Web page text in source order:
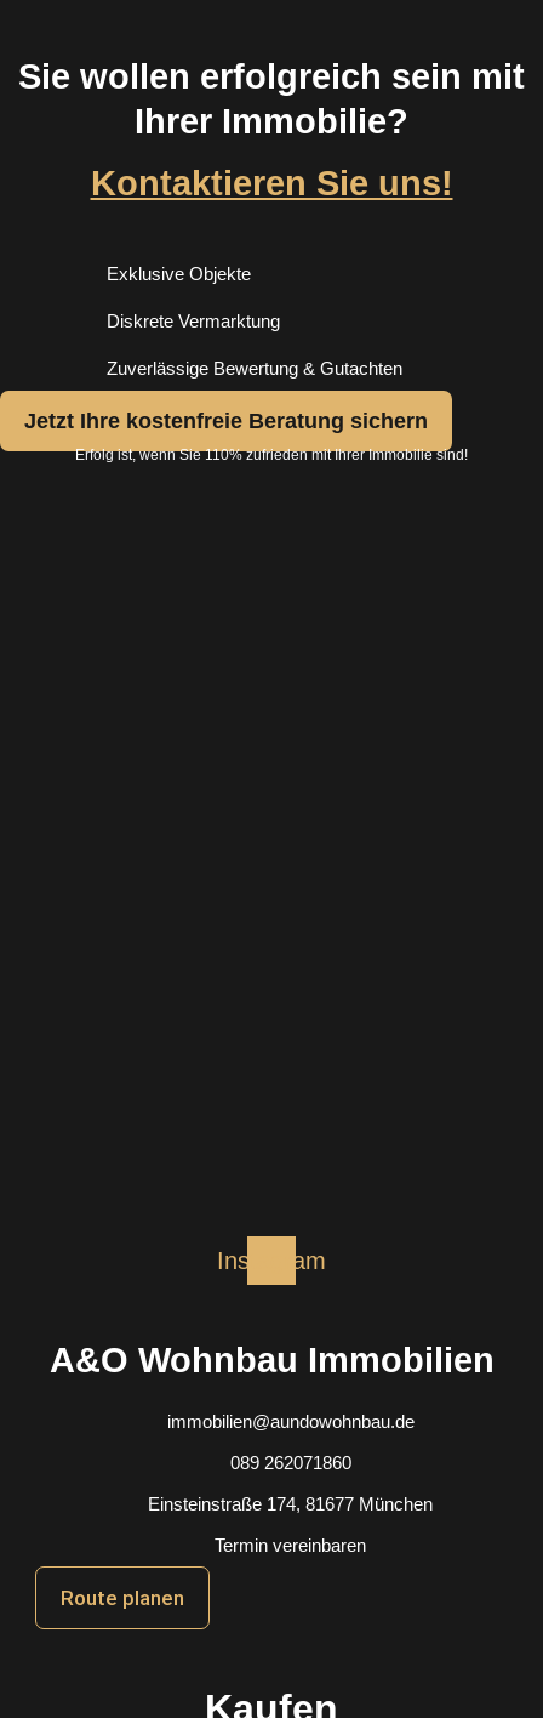
Sie wollen erfolgreich sein mit
Ihrer Immobilie?
Kontaktieren Sie uns!
Exklusive Objekte
Diskrete Vermarktung
Zuverlässige Bewertung & Gutachten
Jetzt Ihre kostenfreie Beratung sichern
Erfolg ist, wenn Sie 110% zufrieden mit Ihrer Immobilie sind!
Instagram
A&O Wohnbau Immobilien
immobilien@aundowohnbau.de
089 262071860
Einsteinstraße 174, 81677 München
Termin vereinbaren
Route planen
Kaufen